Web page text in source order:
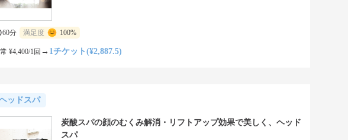
60分 満足度 100%
¥4,400/1回 → 1チケット(¥2,887.5)
ッドスパ
炭酸スパの顔のむくみ解消・リフトアップ効果で美しく、ヘッド
スパ